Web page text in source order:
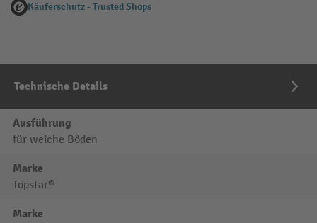
Käuferschutz - Trusted Shops
Technische Details
Ausführung
für weiche Böden
Marke
Topstar®
Marke